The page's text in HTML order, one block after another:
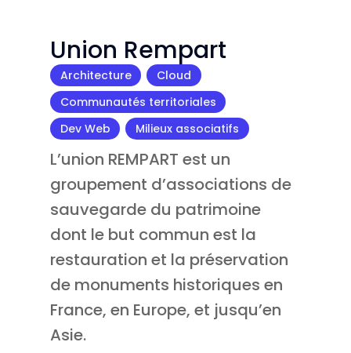
Union Rempart
Architecture , Cloud
,
Communautés territoriales
Dev Web
, Milieux associatifs
L’union REMPART est un
groupement d’associations de
sauvegarde du patrimoine
dont le but commun est la
restauration et la préservation
de monuments historiques en
France, en Europe, et jusqu’en
Asie.